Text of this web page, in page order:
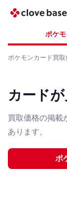
ポケ
ポケモンカード買
カード
買取価格の掲載
あります。
ポ